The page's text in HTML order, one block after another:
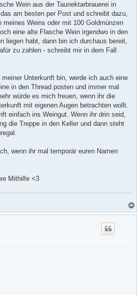
Wein aus der Taunektarbrauerei in
am besten per Post und schreibt dazu,
Weins oder mit 100 Goldmünzen
eine alte Flasche Wein irgendwo in den
liegen habt, dann bin ich durchaus bereit,
zu zahlen - schreibt mir in dem Fall
Unterkunft bin, werde ich auch eine
in den Thread posten und immer mal
würde es mich freuen, wenn ihr die
mit eigenen Augen betrachten wollt.
einfach ins Weingut. Wenn ihr drin seid,
die Treppe in den Keller und dann steht
wenn ihr mal temporär euren Namen
Mithilfe <3